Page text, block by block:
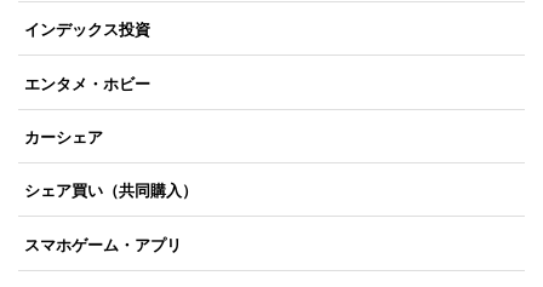
インデックス投資
エンタメ・ホビー
カーシェア
シェア買い（共同購入）
スマホゲーム・アプリ